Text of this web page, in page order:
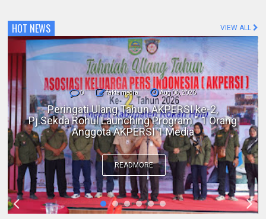
HOT NEWS VIEW ALL
0 fakta media Aug 06, 2026
Polres Inhil bersama Pemkab Inhil dan
BKSDA Riau Perkuat Sinergi Tangani
Gangguan Kera Liar di Tembilahan
READMORE